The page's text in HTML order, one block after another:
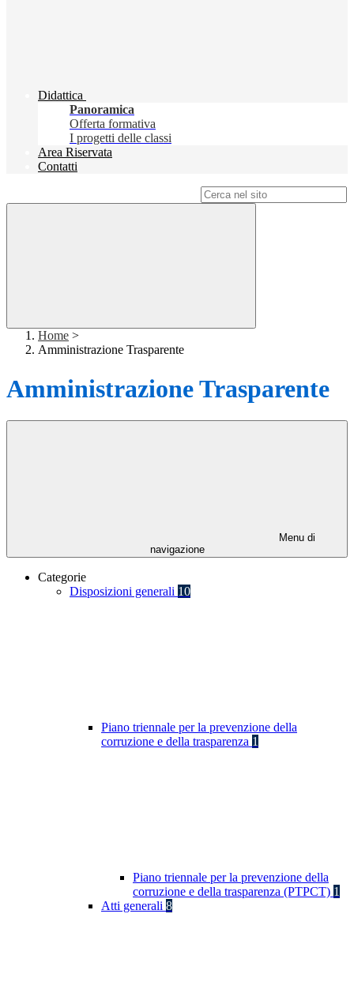
Didattica
Panoramica
Offerta formativa
I progetti delle classi
Area Riservata
Contatti
Home >
Amministrazione Trasparente
Amministrazione Trasparente
Menu di
navigazione
Categorie
Disposizioni generali 10
Piano triennale per la prevenzione della
corruzione e della trasparenza 1
Piano triennale per la prevenzione della
corruzione e della trasparenza (PTPCT) 1
Atti generali 8